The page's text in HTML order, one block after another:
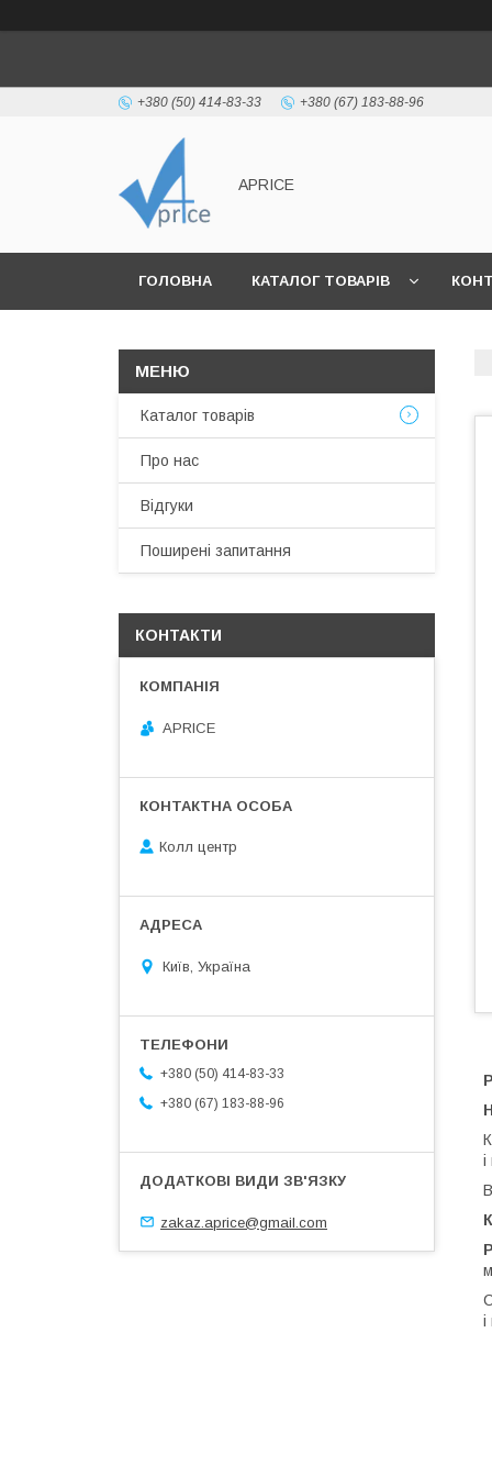
+380 (50) 414-83-33 +380 (67) 183-88-96
APRICE
ГОЛОВНА КАТАЛОГ ТОВАРІВ
Каталог товарів
Про нас
Відгуки
Поширені запитання
КОНТАКТИ
APRICE
Колл центр
Київ, Україна
+380 (50) 414-83-33
+380 (67) 183-88-96
zakaz.aprice@gmail.com